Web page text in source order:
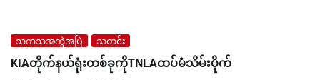
သကသအကွဲအပြဲ သတင်း
KIAတိုက်နယ်ရုံးတစ်ခုကိုTNLAထပ်မံသိမ်းပိုက်